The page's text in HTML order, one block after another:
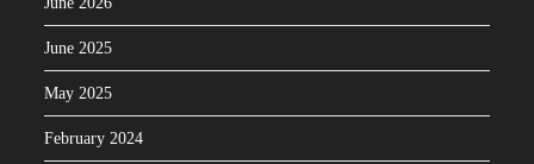
June 2025
May 2025
February 2024